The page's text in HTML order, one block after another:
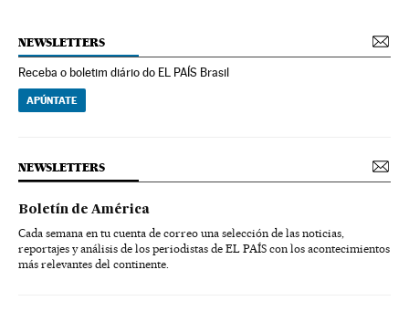
NEWSLETTERS
Receba o boletim diário do EL PAÍS Brasil
APÚNTATE
NEWSLETTERS
Boletín de América
Cada semana en tu cuenta de correo una selección de las noticias,
reportajes y análisis de los periodistas de EL PAÍS con los acontecimientos
más relevantes del continente.